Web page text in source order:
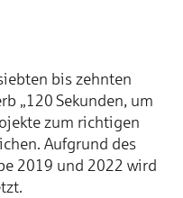
bis zehnten
„120 Sekunden, um
zum richtigen
Aufgrund des
2019 und 2022 wird